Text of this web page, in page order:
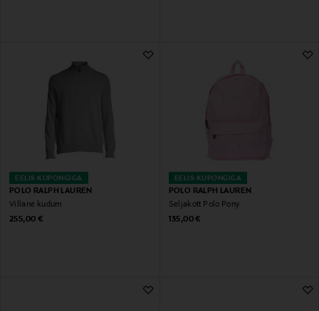
EELIS KUPONGIGA
POLO RALPH LAUREN
Villane kudum
Original Price
255,00 €
EELIS KUPONGIGA
POLO RALPH LAUREN
Seljakott Polo Pony
Original Price
135,00 €